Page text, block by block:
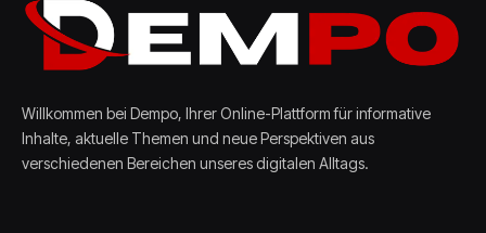
Willkommen bei Dempo, Ihrer Online-Plattform für informative
Inhalte, aktuelle Themen und neue Perspektiven aus
verschiedenen Bereichen unseres digitalen Alltags.